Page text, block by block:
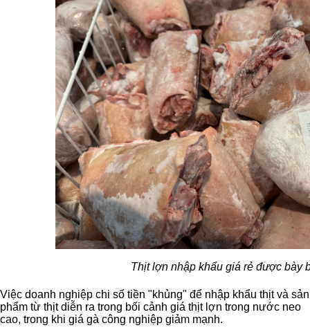
Thịt lợn nhập khẩu giá rẻ được bày
Việc doanh nghiệp chi số tiền "khủng" để nhập khẩu thịt và sản
phẩm từ thịt diễn ra trong bối cảnh giá thịt lợn trong nước neo
cao, trong khi giá gà công nghiệp giảm mạnh.